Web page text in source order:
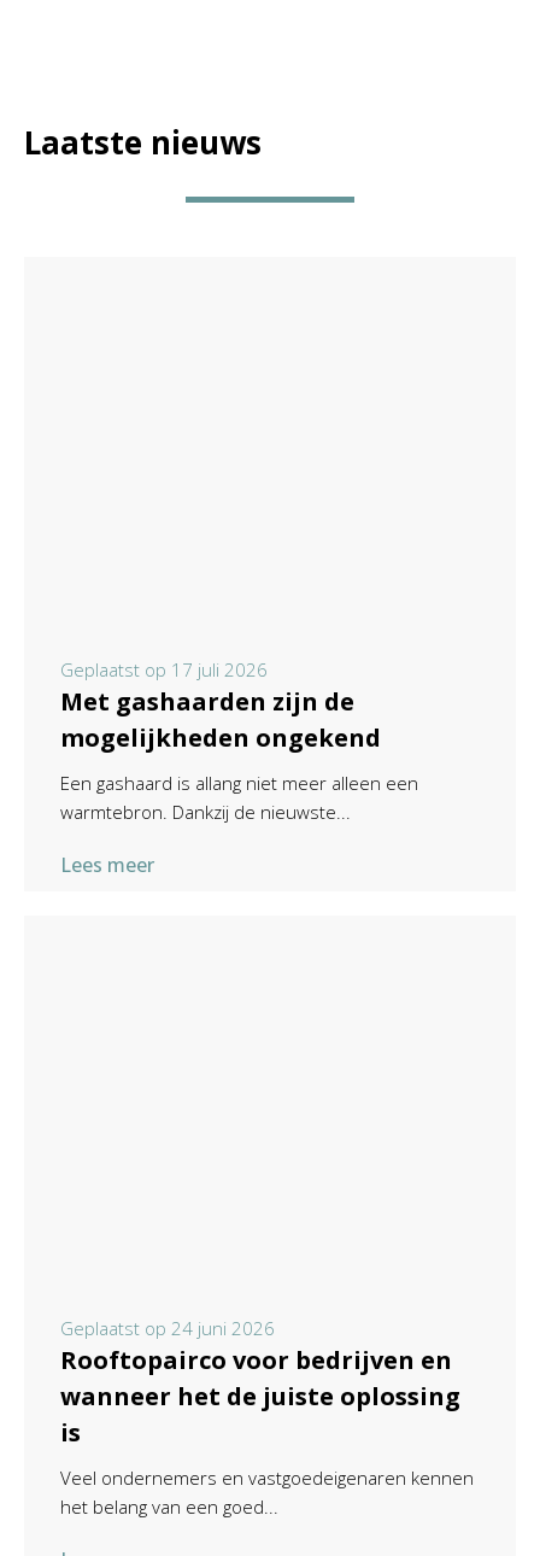
Laatste nieuws
Geplaatst op 17 juli 2026
Met gashaarden zijn de
mogelijkheden ongekend
Een gashaard is allang niet meer alleen een
warmtebron. Dankzij de nieuwste...
Lees meer
Geplaatst op 24 juni 2026
Rooftopairco voor bedrijven en
wanneer het de juiste oplossing
is
Veel ondernemers en vastgoedeigenaren kennen
het belang van een goed...